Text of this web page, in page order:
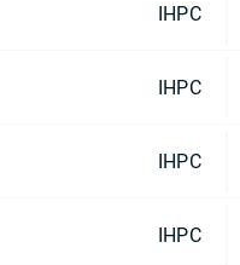
IHPC
IHPC
IHPC
IHPC